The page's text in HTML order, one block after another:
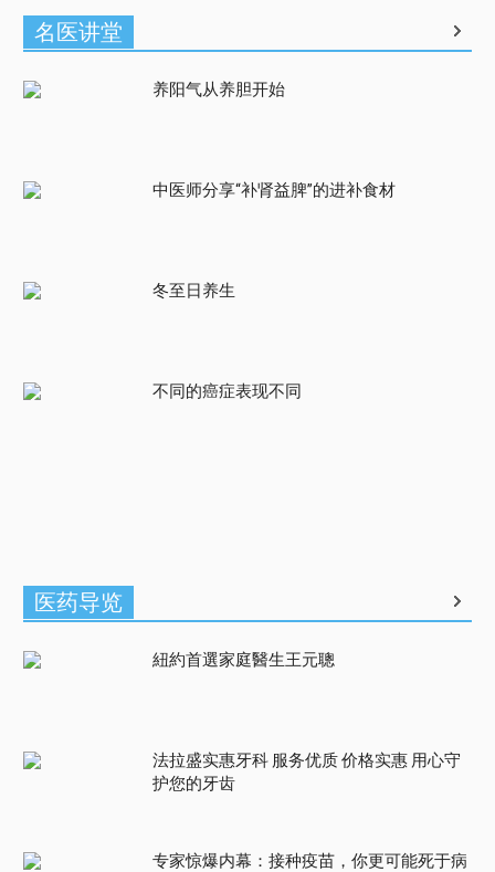
名医讲堂
养阳气从养胆开始
中医师分享“补肾益脾”的进补食材
冬至日养生
不同的癌症表现不同
医药导览
紐約首選家庭醫生王元聰
法拉盛实惠牙科 服务优质 价格实惠 用心守
护您的牙齿
专家惊爆内幕：接种疫苗，你更可能死于病